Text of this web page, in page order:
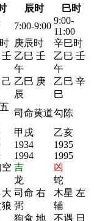
辰时
巳时
7:00-9:00
9:00-
11:00
庚辰时 辛巳时
壬 乙巳 壬
午
乙巳 庚
辰
乙巳 壬
午
乙巳 辛
巳
司命黄道勾陈
甲戌
1934
1994
乙亥
1935
1995
吉
凶
龙
蛇
大 司命 右
弼
木星 左
辅
狗食 地 不遇 日